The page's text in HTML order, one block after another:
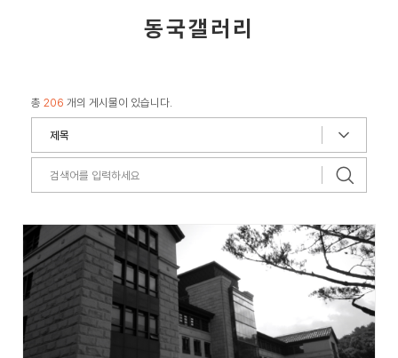
동국갤러리
총 206 개의 게시물이 있습니다.